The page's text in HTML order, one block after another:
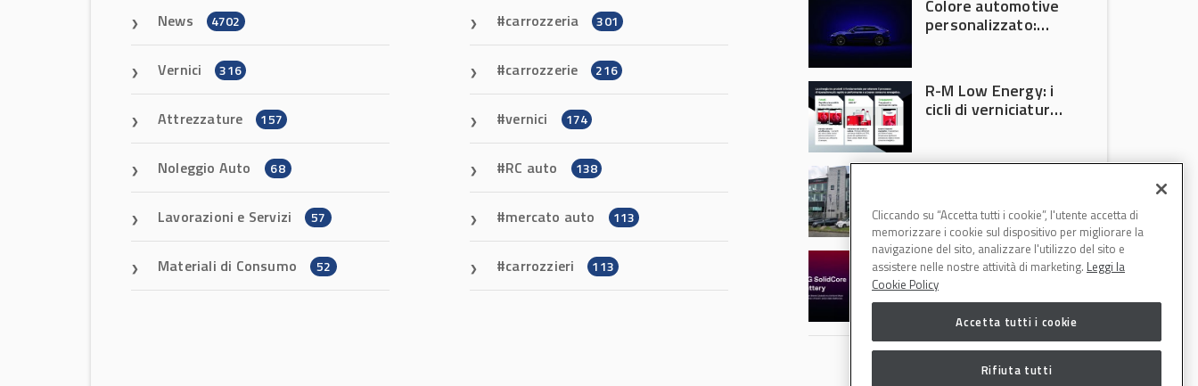
News 4702
Vernici 316
Attrezzature 157
Noleggio Auto 68
Lavorazioni e Servizi 57
Materiali di Consumo 52
carrozzeria 301
carrozzerie 216
vernici 174
RC auto 138
mercato auto 113
carrozzieri 113
Colore automotive
personalizzato:
diventa ingegneria
di precisione
R-M Low Energy: i
cicli di verniciatura
tempi e costi in
Lombardia
Batterie semi-
solide: la
tecnologia che
potrebbe
rivoluzione
dell’auto elettrica
Cliccando su “Accetta tutti i cookie”, l'utente accetta di
memorizzare i cookie sul dispositivo per migliorare la
navigazione del sito, analizzare l'utilizzo del sito e
assistere nelle nostre attività di marketing. Leggi la
Cookie Policy
Accetta tutti i cookie
Rifiuta tutti